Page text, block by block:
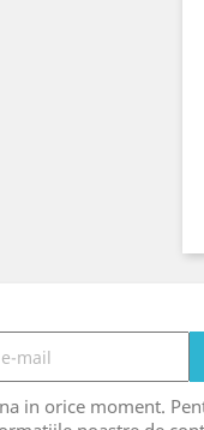
in orice moment.